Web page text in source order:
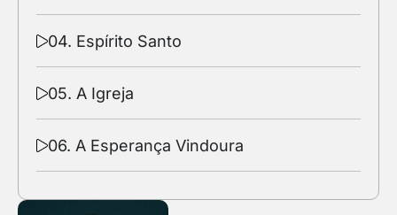
04. Espírito Santo
05. A Igreja
06. A Esperança Vindoura